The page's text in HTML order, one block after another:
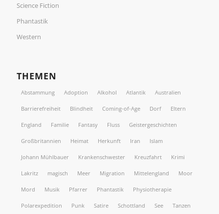
Science Fiction
Phantastik
Western
THEMEN
Abstammung Adoption Alkohol Atlantik Australien
Barrierefreiheit Blindheit Coming-of-Age Dorf Eltern
England Familie Fantasy Fluss Geistergeschichten
Großbritannien Heimat Herkunft Iran Islam
Johann Mühlbauer Krankenschwester Kreuzfahrt Krimi
Lakritz magisch Meer Migration Mittelengland Moor
Mord Musik Pfarrer Phantastik Physiotherapie
Polarexpedition Punk Satire Schottland See Tanzen